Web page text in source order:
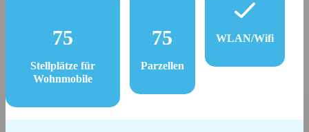
75
Stellplätze für
Wohnmobile
75
Parzellen
WLAN/Wifi